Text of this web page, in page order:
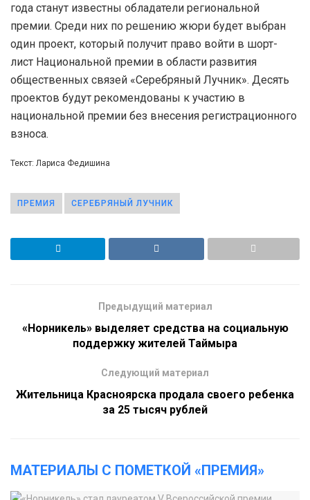
года станут известны обладатели региональной
премии. Среди них по решению жюри будет выбран
один проект, который получит право войти в шорт-
лист Национальной премии в области развития
общественных связей «Серебряный Лучник». Десять
проектов будут рекомендованы к участию в
национальной премии без внесения регистрационного
взноса.
Текст: Лариса Федишина
ПРЕМИЯ СЕРЕБРЯНЫЙ ЛУЧНИК
Предыдущий материал
«Норникель» выделяет средства на социальную
поддержку жителей Таймыра
Следующий материал
Жительница Красноярска продала своего ребенка
за 25 тысяч рублей
МАТЕРИАЛЫ С ПОМЕТКОЙ «ПРЕМИЯ»